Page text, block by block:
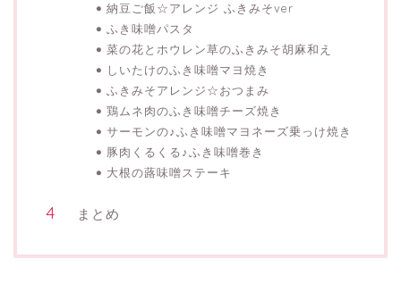
納豆ご飯☆アレンジ ふきみそver
ふき味噌パスタ
菜の花とホウレン草のふきみそ胡麻和え
しいたけのふき味噌マヨ焼き
ふきみそアレンジ☆おつまみ
鶏ムネ肉のふき味噌チーズ焼き
サーモンの♪ふき味噌マヨネーズ乗っけ焼き
豚肉くるくる♪ふき味噌巻き
大根の蕗味噌ステーキ
まとめ